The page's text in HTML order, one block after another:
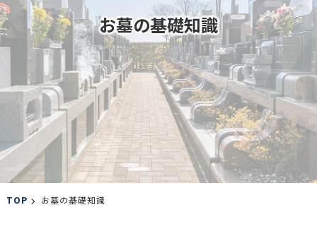
お墓の基礎知識
TOP お墓の基礎知識